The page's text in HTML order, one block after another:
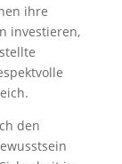
ihre
investieren,
den